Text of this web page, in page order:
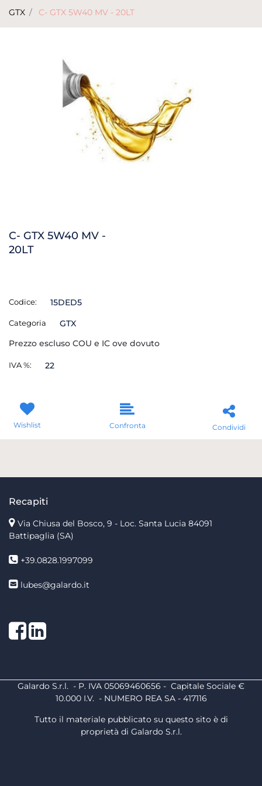
GTX C- GTX 5W40 MV - 20LT
C- GTX 5W40 MV -
20LT
Codice: 15DED5
Categoria
GTX
Prezzo escluso COU e IC ove dovuto
IVA %: 22
Wishlist Confronta Condividi
Recapiti
Via Chiusa del Bosco, 9 - Loc. Santa Lucia 84091
Battipaglia (SA)
+39.0828.1997099
lubes@galardo.it
Facebook
LinkedIn
Galardo S.r.l. - P. IVA 05069460656 - Capitale Sociale €
10.000 I.V. - NUMERO REA SA - 417116
Tutto il materiale pubblicato su questo sito è di
proprietà di Galardo S.r.l.